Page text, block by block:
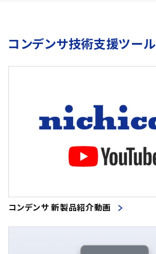
コンデンサ技術支援ツール
コンデンサ 新製品紹介動画